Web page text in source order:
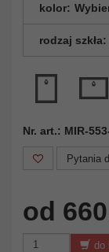
kolor:
rodzaj szkła:
Nr. art.: MIR-
Pytania
od
do